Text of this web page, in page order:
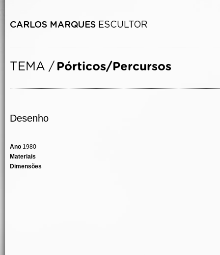
Desenho
Ano 1980
Materiais
Dimensões